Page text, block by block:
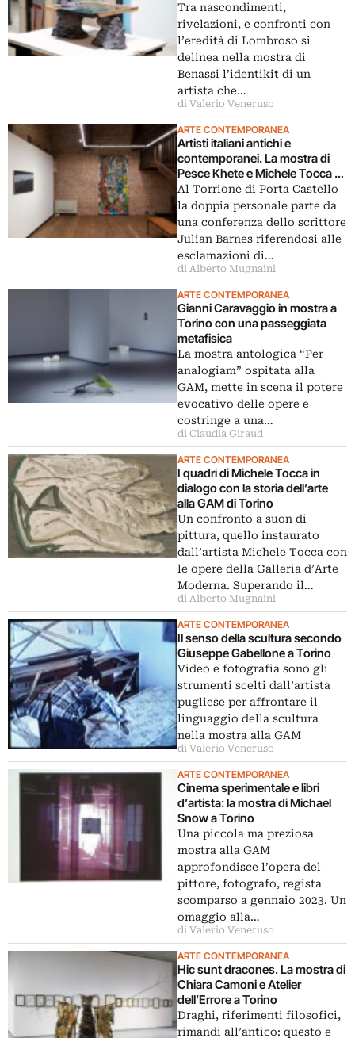
Tra nascondimenti,
rivelazioni, e confronti con
l’eredità di Lombroso si
delinea nella mostra di
Benassi l’identikit di un
artista che…
di Valerio Veneruso
ARTE CONTEMPORANEA
Artisti italiani antichi e
contemporanei. La mostra di
Pesce Khete e Michele Tocca a
Vicenza
Al Torrione di Porta Castello
la doppia personale parte da
una conferenza dello scrittore
Julian Barnes riferendosi alle
esclamazioni di…
di Alberto Mugnaini
ARTE CONTEMPORANEA
Gianni Caravaggio in mostra a
Torino con una passeggiata
metafisica
La mostra antologica “Per
analogiam” ospitata alla
GAM, mette in scena il potere
evocativo delle opere e
costringe a una…
di Claudia Giraud
ARTE CONTEMPORANEA
I quadri di Michele Tocca in
dialogo con la storia dell’arte
alla GAM di Torino
Un confronto a suon di
pittura, quello instaurato
dall’artista Michele Tocca con
le opere della Galleria d’Arte
Moderna. Superando il…
di Alberto Mugnaini
ARTE CONTEMPORANEA
Il senso della scultura secondo
Giuseppe Gabellone a Torino
Video e fotografia sono gli
strumenti scelti dall’artista
pugliese per affrontare il
linguaggio della scultura
nella mostra alla GAM
di Valerio Veneruso
ARTE CONTEMPORANEA
Cinema sperimentale e libri
d’artista: la mostra di Michael
Snow a Torino
Una piccola ma preziosa
mostra alla GAM
approfondisce l’opera del
pittore, fotografo, regista
scomparso a gennaio 2023. Un
omaggio alla…
di Valerio Veneruso
ARTE CONTEMPORANEA
Hic sunt dracones. La mostra di
Chiara Camoni e Atelier
dell’Errore a Torino
Draghi, riferimenti filosofici,
rimandi all’antico: questo e